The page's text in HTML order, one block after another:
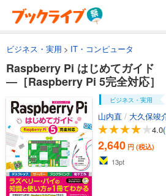
ビジネス・実用 IT・コンピュータ
Raspberry Pi はじめてガイド
―［Raspberry Pi 5完全対応］
ビジネス・実用
山内直 / 大久保竣
4.0
2,640 円 (税込)
13pt